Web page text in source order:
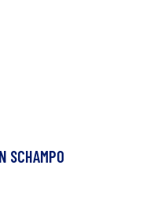
SCHAMPO